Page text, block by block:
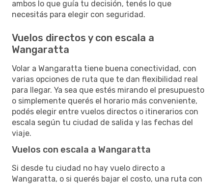
ambos lo que guía tu decisión, tenés lo que
necesitás para elegir con seguridad.
Vuelos directos y con escala a
Wangaratta
Volar a Wangaratta tiene buena conectividad, con
varias opciones de ruta que te dan flexibilidad real
para llegar. Ya sea que estés mirando el presupuesto
o simplemente querés el horario más conveniente,
podés elegir entre vuelos directos o itinerarios con
escala según tu ciudad de salida y las fechas del
viaje.
Vuelos con escala a Wangaratta
Si desde tu ciudad no hay vuelo directo a
Wangaratta, o si querés bajar el costo, una ruta con